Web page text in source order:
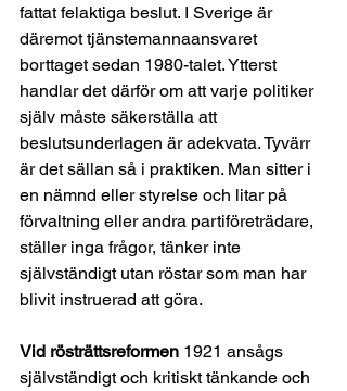
fattat felaktiga beslut. I Sverige är
däremot tjänstemannaansvaret
borttaget sedan 1980-talet. Ytterst
handlar det därför om att varje politiker
själv måste säkerställa att
beslutsunderlagen är adekvata. Tyvärr
är det sällan så i praktiken. Man sitter i
en nämnd eller styrelse och litar på
förvaltning eller andra partiföreträdare,
ställer inga frågor, tänker inte
självständigt utan röstar som man har
blivit instruerad att göra.
Vid rösträttsreformen 1921 ansågs
självständigt och kritiskt tänkande och